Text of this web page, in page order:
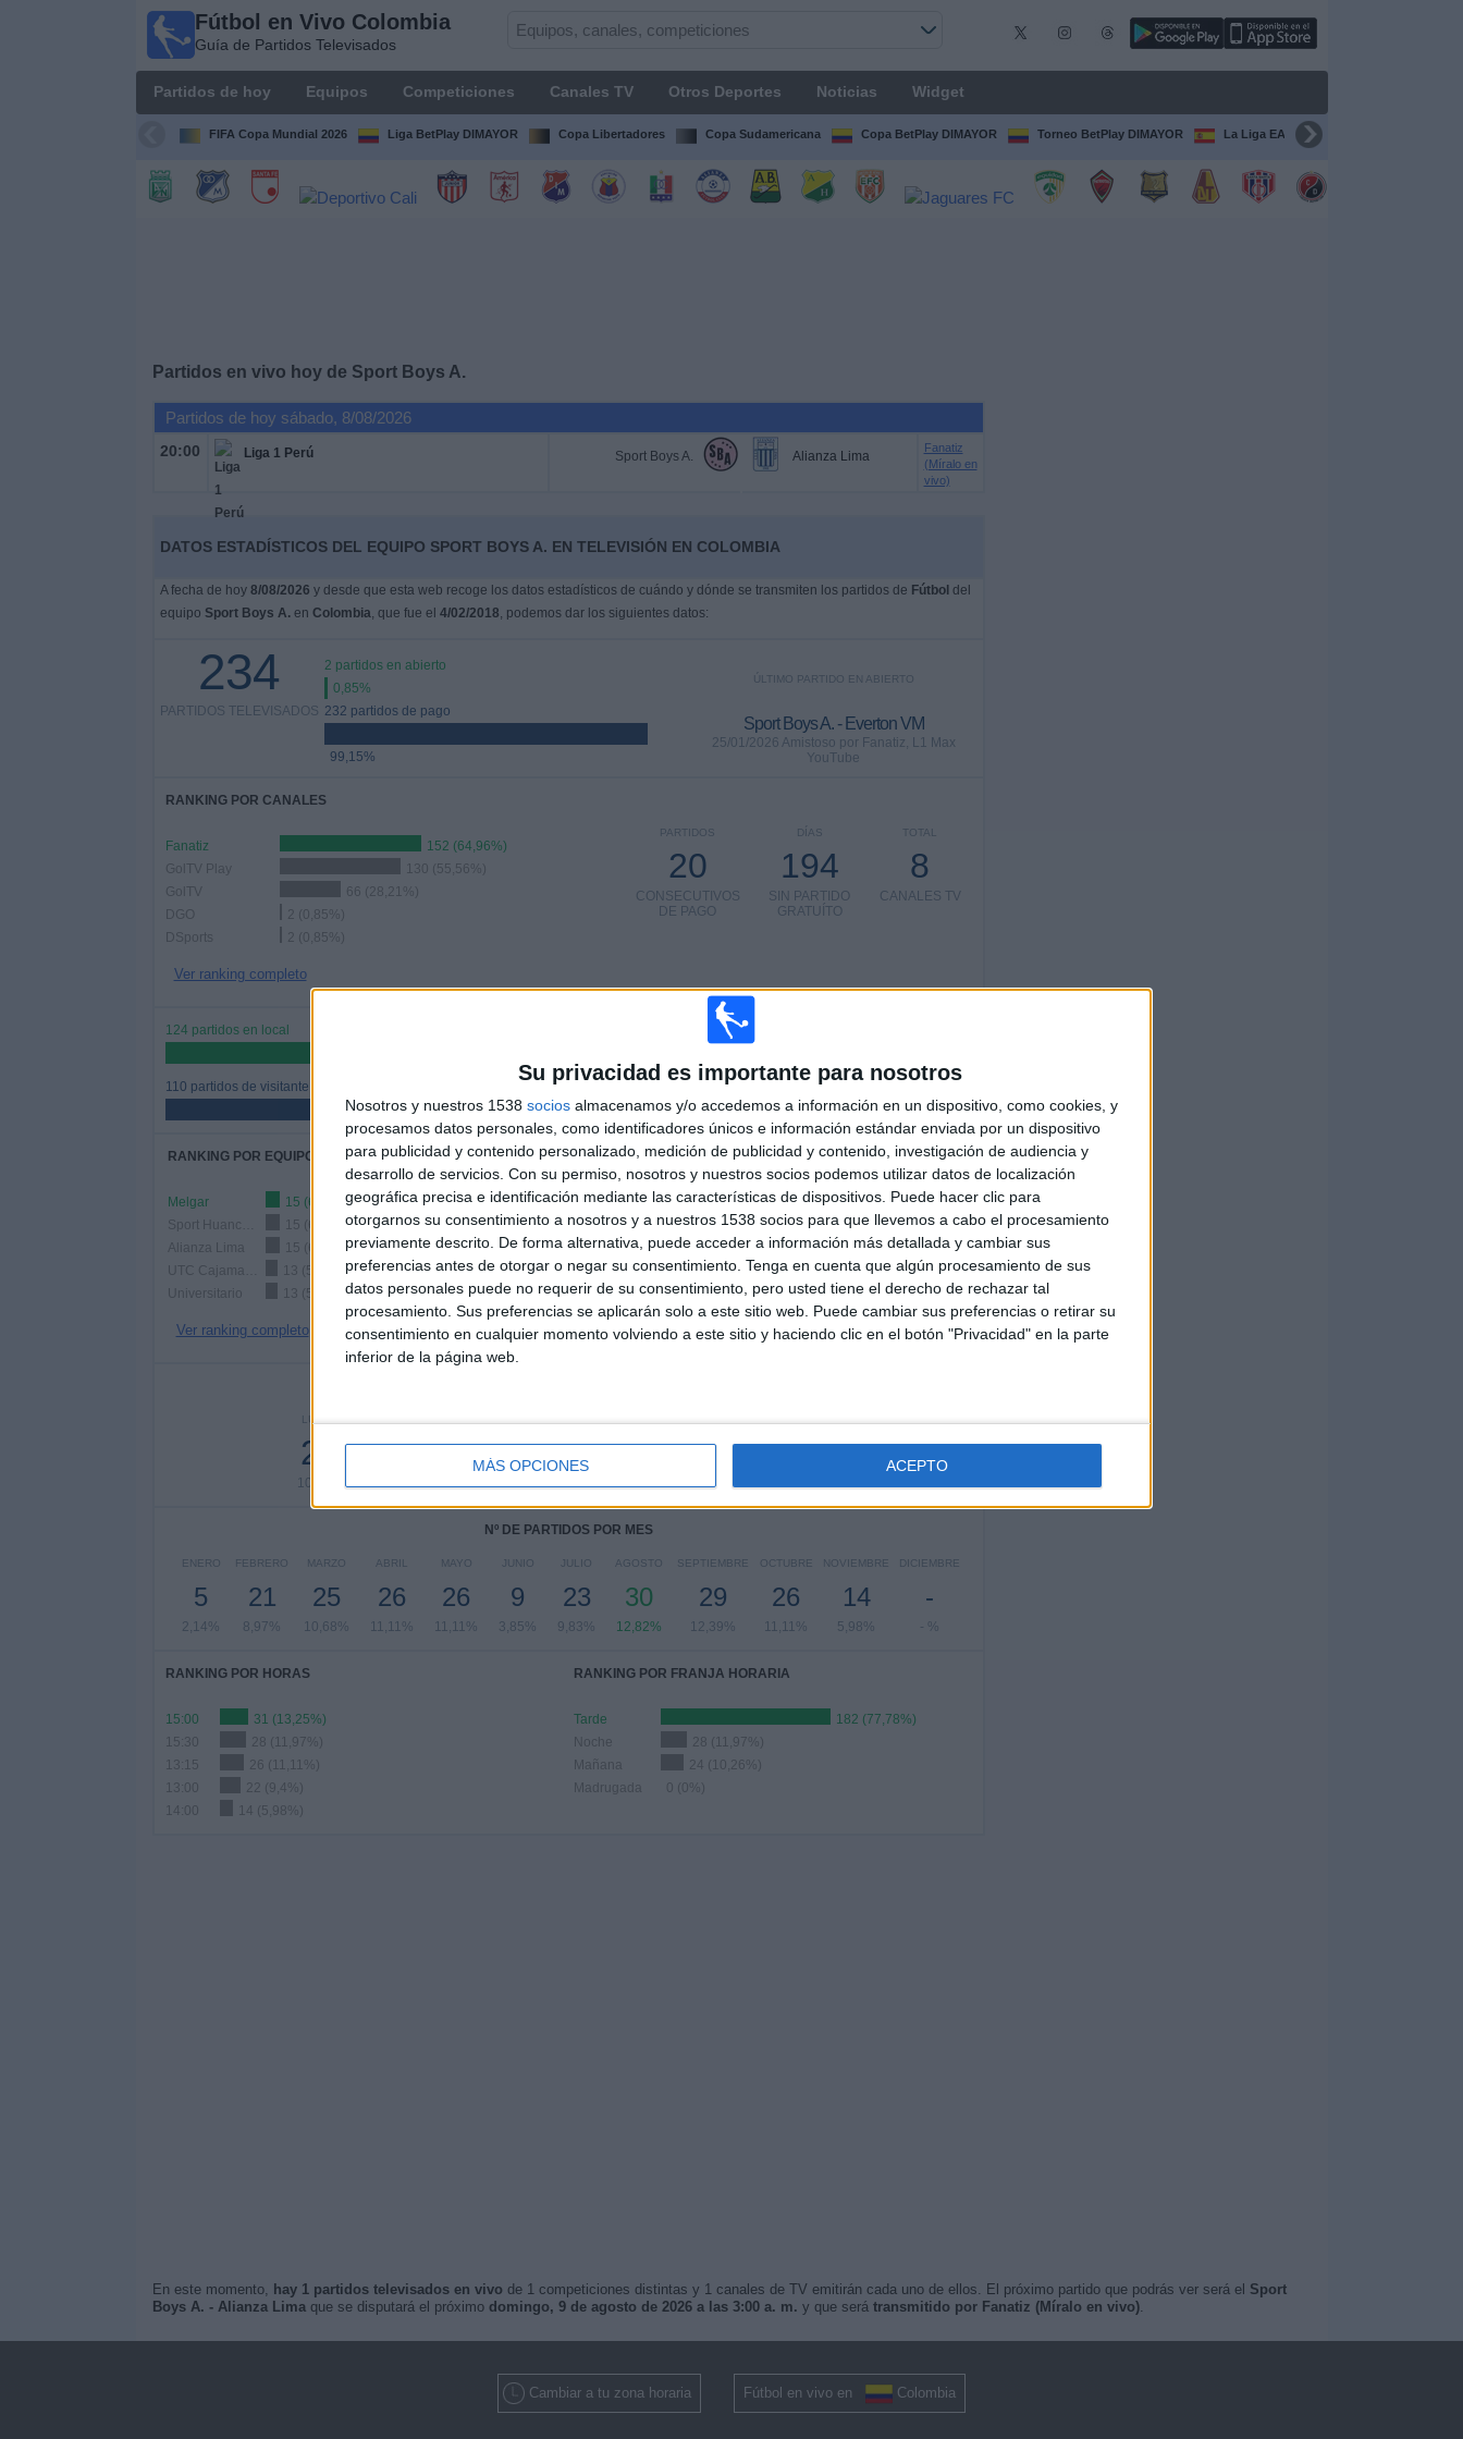
Su privacidad es importante para nosotros
Nosotros y nuestros 1538 socios almacenamos y/o accedemos a información en un dispositivo, como cookies, y
procesamos datos personales, como identificadores únicos e información estándar enviada por un dispositivo
para publicidad y contenido personalizado, medición de publicidad y contenido, investigación de audiencia y
desarrollo de servicios. Con su permiso, nosotros y nuestros socios podemos utilizar datos de localización
geográfica precisa e identificación mediante las características de dispositivos. Puede hacer clic para
otorgarnos su consentimiento a nosotros y a nuestros 1538 socios para que llevemos a cabo el procesamiento
previamente descrito. De forma alternativa, puede acceder a información más detallada y cambiar sus
preferencias antes de otorgar o negar su consentimiento. Tenga en cuenta que algún procesamiento de sus
datos personales puede no requerir de su consentimiento, pero usted tiene el derecho de rechazar tal
procesamiento. Sus preferencias se aplicarán solo a este sitio web. Puede cambiar sus preferencias o retirar su
consentimiento en cualquier momento volviendo a este sitio y haciendo clic en el botón "Privacidad" en la parte
inferior de la página web.
MÁS OPCIONES ACEPTO
Fútbol en Vivo Colombia
Guía de Partidos Televisados
Partidos de hoy Equipos Competiciones Canales TV Otros Deportes Noticias Widget
FIFA Copa Mundial 2026 Liga BetPlay DIMAYOR Copa Libertadores Copa Sudamericana Copa BetPlay DIMAYOR Torneo BetPlay DIMAYOR La Liga EA Sports
Partidos en vivo hoy de Sport Boys A.
Partidos de hoy sábado, 8/08/2026
20:00 Liga 1 Perú Sport Boys A. Alianza Lima
Fanatiz
(Míralo en
vivo)
DATOS ESTADÍSTICOS DEL EQUIPO SPORT BOYS A. EN TELEVISIÓN EN COLOMBIA
A fecha de hoy 8/08/2026 y desde que esta web recoge los datos estadísticos de cuándo y dónde se transmiten los partidos de Fútbol del
equipo Sport Boys A.en Colombia, que fue el 4/02/2018, podemos dar los siguientes datos:
234
PARTIDOS TELEVISADOS
2 partidos en abierto
0,85%
232 partidos de pago
99,15%
ÚLTIMO PARTIDO EN ABIERTO
Sport Boys A. - Everton VM
25/01/2026 Amistoso por Fanatiz, L1 Max
YouTube
RANKING POR CANALES
Fanatiz
152 (64,96%)
GolTV Play
130 (55,56%)
GolTV
66 (28,21%)
DGO
2 (0,85%)
DSports
2 (0,85%)
Ver ranking completo
TOTAL
8
CANALES TV
DÍAS
194
SIN PARTIDO
GRATUÍTO
PARTIDOS
20
CONSECUTIVOS
DE PAGO
124 partidos en local
110 partidos de visitante
47,01%
31
RIVALES
15
VS Melgar
TOTAL
3
COMPETICIONES
RANKING POR EQUIPOS
Melgar
15 (6,41%)
15 (6,41%)
Alianza Lima
15 (6,41%)
13 (5,56%)
Universitario
13 (5,56%)
Ver ranking completo
RANKING POR COMPETICIONES
Liga 1 Perú
228 (97,44%)
Amistoso
4 (1,71%)
Copa Sudamericana
2 (0,85%)
Ver ranking completo
LUNES
24
10,26%
8
3,42%
13
5,56%
7
2,99%
34
14,53%
69
29,49%
79
Nº DE PARTIDOS POR MES
ENERO
5
2,14%
FEBRERO
21
8,97%
MARZO
25
10,68%
ABRIL
26
11,11%
MAYO
26
11,11%
JUNIO
9
3,85%
JULIO
23
9,83%
AGOSTO
30
12,82%
SEPTIEMBRE
29
12,39%
OCTUBRE
26
11,11%
NOVIEMBRE
14
5,98%
DICIEMBRE
-
- %
RANKING POR HORAS
15:00
31 (13,25%)
15:30
28 (11,97%)
13:15
26 (11,11%)
13:00
22 (9,4%)
14 (5,98%)
RANKING POR FRANJA HORARIA
Tarde
182 (77,78%)
Noche
28 (11,97%)
Mañana
24 (10,26%)
Madrugada
0 (0%)
En este momento, hay 1 partidos televisados en vivo de 1 competiciones distintas y 1 canales de TV emitirán cada uno de ellos. El próximo partido que podrás ver será el Sport
Boys A. - Alianza Limaque se disputará el próximo domingo, 9 de agosto de 2026 a las 3:00 a. m. y que será transmitido por Fanatiz (Míralo en vivo).
Cambiar a tu zona horaria Fútbol en vivo en Colombia
Fútbol en
Colombia